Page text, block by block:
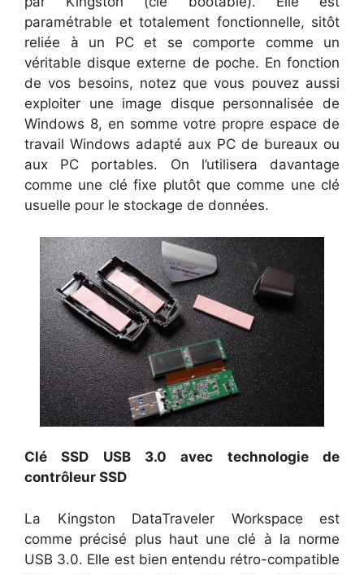
paramétrable et totalement fonctionnelle, sitôt
reliée à un PC et se comporte comme un
véritable disque externe de poche. En fonction
de vos besoins, notez que vous pouvez aussi
exploiter une image disque personnalisée de
Windows 8, en somme votre propre espace de
travail Windows adapté aux PC de bureaux ou
aux PC portables. On l’utilisera davantage
comme une clé fixe plutôt que comme une clé
usuelle pour le stockage de données.
Clé SSD USB 3.0 avec technologie de
contrôleur SSD
La Kingston DataTraveler Workspace est
comme précisé plus haut une clé à la norme
USB 3.0. Elle est bien entendu rétro-compatible